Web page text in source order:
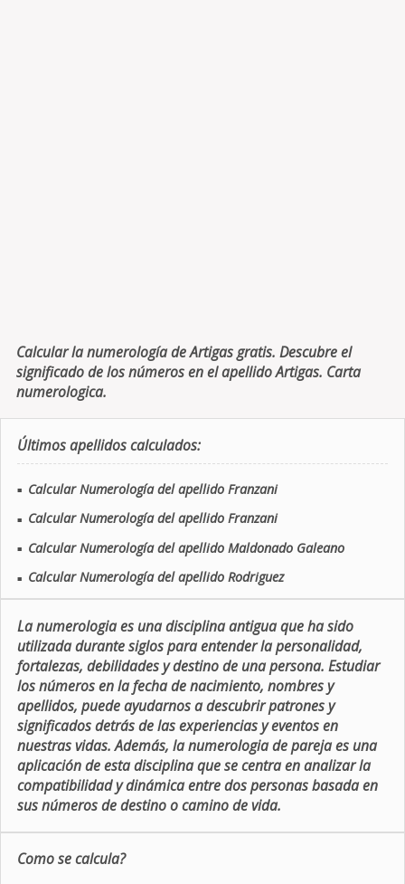
Calcular la numerología de Artigas gratis. Descubre el
significado de los números en el apellido Artigas. Carta
numerologica.
Últimos apellidos calculados:
■ Calcular Numerología del apellido Franzani
■ Calcular Numerología del apellido Franzani
■ Calcular Numerología del apellido Maldonado Galeano
■ Calcular Numerología del apellido Rodriguez
La numerologia es una disciplina antigua que ha sido
utilizada durante siglos para entender la personalidad,
fortalezas, debilidades y destino de una persona. Estudiar
los números en la fecha de nacimiento, nombres y
apellidos, puede ayudarnos a descubrir patrones y
significados detrás de las experiencias y eventos en
nuestras vidas. Además, la numerologia de pareja es una
aplicación de esta disciplina que se centra en analizar la
compatibilidad y dinámica entre dos personas basada en
sus números de destino o camino de vida.
Como se calcula?